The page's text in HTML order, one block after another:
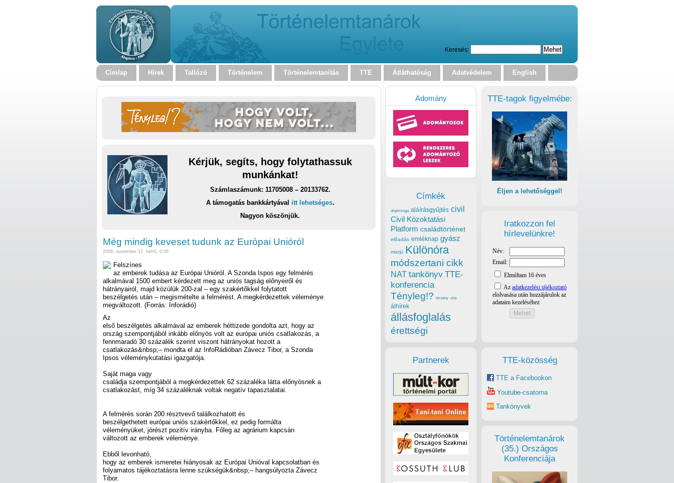
Keresés:
Címlap Hírek Tallózó Történelem Történelemtanítás TTE Átláthatóság Adatvédelem English
Kérjük, segíts, hogy folytathassuk
munkánkat!
Számlaszámunk: 11705008 – 20133762.
A támogatás bankkártyával itt lehetséges.
Nagyon köszönjük.
Még mindig keveset tudunk az Európai Unióról
2008. november 17. hétfő, 0:00
Felszínes
az emberek tudása az Európai Unióról. A Szonda Ispos egy felmérés
alkalmával 1500 embert kérdezett meg az uniós tagság előnyeiről és
hátrányairól, majd közülük 200-zal – egy szakértőkkel folytatott
beszélgetés után – megismételte a felmérést. A megkérdezettek véleménye
megváltozott. (Forrás: Inforádió)
Az
első beszélgetés alkalmával az emberek héttizede gondolta azt, hogy az
ország szempontjából inkább előnyös volt az európai uniós csatlakozás, a
fennmaradó 30 százalék szerint viszont hátrányokat hozott a
csatlakozás&nbsp;– mondta el az InfoRádióban Závecz Tibor, a Szonda
Ipsos véleménykutatási igazgatója.
Saját maga vagy
családja szempontjából a megkérdezettek 62 százaléka látta előnyösnek a
csatlakozást, míg 34 százaléknak voltak negatív tapasztalatai.
A felmérés során 200 résztvevő találkozhatott és
beszélgethetett európai uniós szakértőkkel, ez pedig formálta
véleményüket, jórészt pozitív irányba. Főleg az agrárium kapcsán
változott az emberek véleménye.
Ebből levonható,
hogy az emberek ismeretei hiányosak az Európai Unióval kapcsolatban és
folyamatos tájékoztatásra lenne szükségük&nbsp;– hangsúlyozta Závecz
Tibor.
TTE-tagok figyelmébe:
Éljen a lehetőséggel!
Iratkozzon fel
hírlevelünkre!
TTE-közösség
TTE a Facebookon
Youtube-csatorna
Tankönyvek
Történelemtanárok
(35.) Országos
Konferenciája
Adomány
Címkék
alapvizsga aláírásgyűjtés civil
Civil Közoktatási
Platform családtörténet
előadás emléknap gyász
interjú Különóra
módszertani cikk
NAT tankönyv TTE-
konferencia
Tényleg!? törvény vita
álhírek
állásfoglalás
érettségi
Partnerek